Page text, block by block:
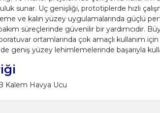
sunar. Uç genişliği, prototiplerde hızlı
ve kalın yüzey uygulamalarında güçlü
süreçlerinde güvenilir bir yardımcıdır.
ortamlarında çok amaçlı kullanım
geniş yüzey lehimlemelerinde başarıyla
Kalem Havya Ucu